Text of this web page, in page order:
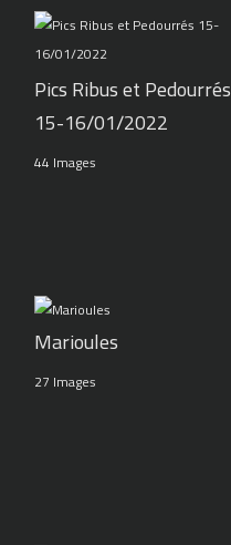
Pics Ribus et Pedourrés
15-16/01/2022
44 Images
Marioules
27 Images